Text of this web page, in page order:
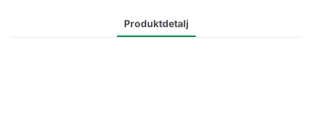
Produktdetalj